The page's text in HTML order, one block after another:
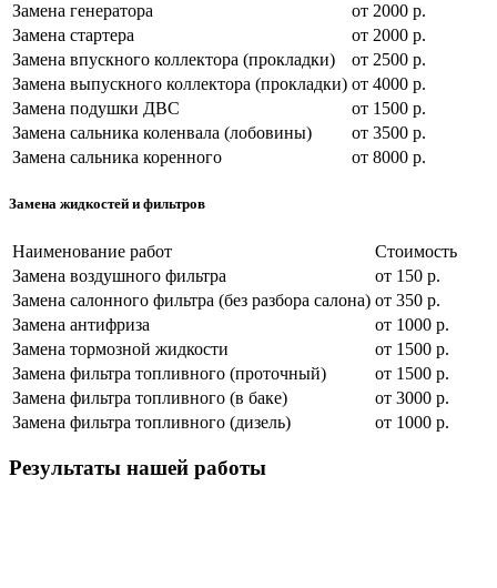
Замена генератора
от 2000 р.
Замена стартера
от 2000 р.
Замена впускного коллектора (прокладки)
от 2500 р.
Замена выпускного коллектора (прокладки) от 4000 р.
Замена подушки ДВС
от 1500 р.
Замена сальника коленвала (лобовины)
от 3500 р.
Замена сальника коренного
от 8000 р.
Замена жидкостей и фильтров
Наименование работ
Стоимость
Замена воздушного фильтра
от 150 р.
Замена салонного фильтра (без разбора салона) от 350 р.
Замена антифриза
от 1000 р.
Замена тормозной жидкости
от 1500 р.
Замена фильтра топливного (проточный)
от 1500 р.
Замена фильтра топливного (в баке)
от 3000 р.
Замена фильтра топливного (дизель)
от 1000 р.
Результаты нашей работы